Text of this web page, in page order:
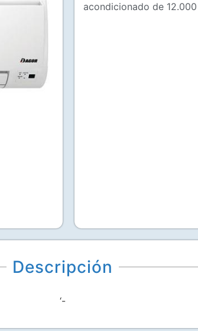
acondicionado de 12.000
Descripción
‘-